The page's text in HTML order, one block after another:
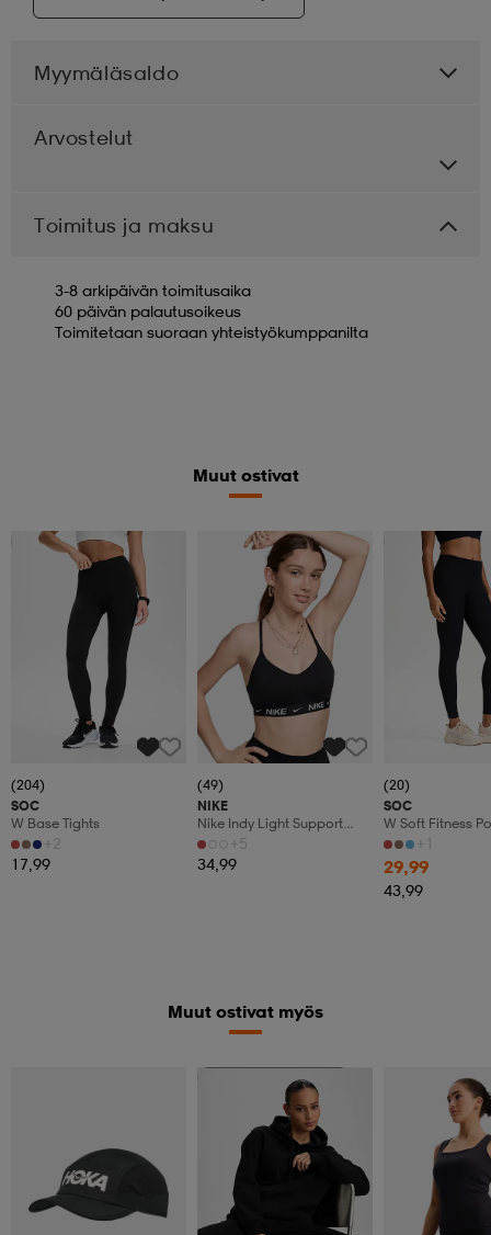
Myymäläsaldo
Arvostelut
Toimitus ja maksu
3-8 arkipäivän toimitusaika
60 päivän palautusoikeus
Toimitetaan suoraan yhteistyökumppanilta
Muut ostivat
Katso hintaa
(204)
SOC
W Base Tights
+2
17,99
(49)
NIKE
Nike Indy Light Support
Women's Pad
+5
34,99
Member
(20)
SOC
W Soft Fitness
+1
29,99
43,99
Muut ostivat myös
Valitse 2, maksa 44,99€